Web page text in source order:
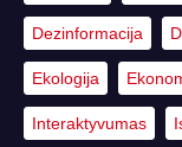
Dezinformacija
Ekologija
Interaktyvumas